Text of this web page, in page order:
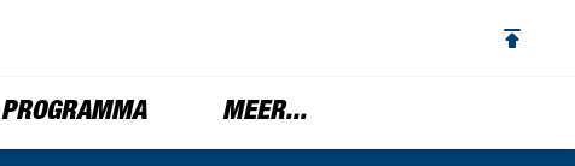
PROGRAMMA MEER...